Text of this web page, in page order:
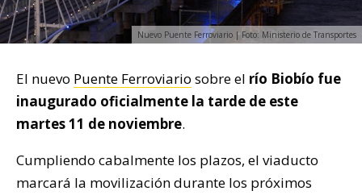
Nuevo Puente Ferroviario | Foto: Ministerio de Transportes
El nuevo Puente Ferroviario sobre el río Biobío fue
inaugurado oficialmente la tarde de este
martes 11 de noviembre.
Cumpliendo cabalmente los plazos, el viaducto
marcará la movilización durante los próximos